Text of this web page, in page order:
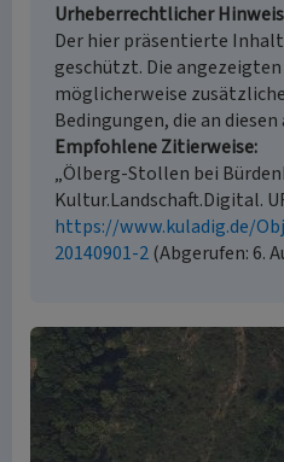
Urheberrechtlicher Hinweis
Der hier präsentierte
geschützt. Die
möglicherweise
Bedingungen, die an
Empfohlene Zitierweise
„Ölberg-Stollen bei
Kultur.Landschaft.Digital.
https://www.kuladig.de/
20140901-2(Abgerufen: 6.